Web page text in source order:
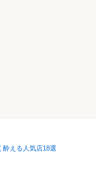
酔える人気店18選